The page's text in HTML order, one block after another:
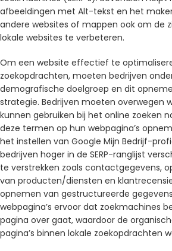
afbeeldingen met Alt-tekst en het
andere websites of mappen ook om de
lokale websites te verbeteren.
Om een ​​website effectief te
zoekopdrachten, moeten bedrijven
demografische doelgroep en dit
strategie. Bedrijven moeten overwegen
kunnen gebruiken bij het online zoeken
deze termen op hun webpagina’s
het instellen van Google Mijn Bedrijf-
bedrijven hoger in de SERP-ranglijst
te verstrekken zoals contactgegevens,
van producten/diensten en
opnemen van gestructureerde
webpagina’s ervoor dat zoekmachines
pagina over gaat, waardoor de
pagina’s binnen lokale zoekopdrachten